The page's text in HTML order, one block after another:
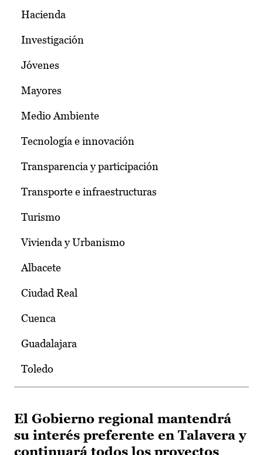
Hacienda
Investigación
Jóvenes
Mayores
Medio Ambiente
Tecnología e innovación
Transparencia y participación
Transporte e infraestructuras
Turismo
Vivienda y Urbanismo
Albacete
Ciudad Real
Cuenca
Guadalajara
Toledo
El Gobierno regional mantendrá
su interés preferente en Talavera y
continuará todos los proyectos